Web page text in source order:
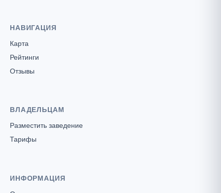
НАВИГАЦИЯ
Карта
Рейтинги
Отзывы
ВЛАДЕЛЬЦАМ
Разместить заведение
Тарифы
ИНФОРМАЦИЯ